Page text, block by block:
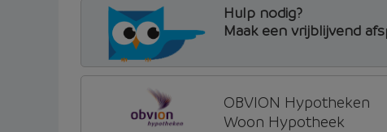
Hulp nodig?
Maak een vrijblijvend
OBVION Hypotheken
Woon Hypotheek